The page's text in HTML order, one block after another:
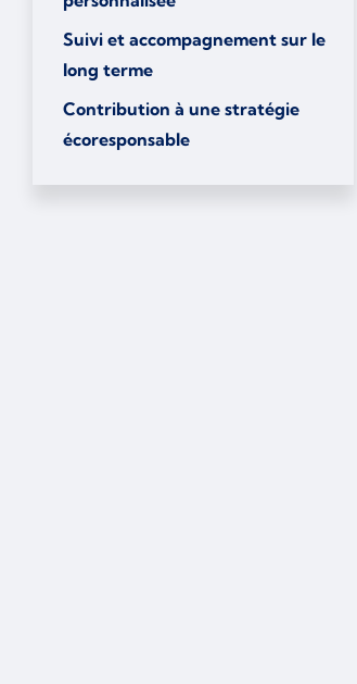
Suivi et accompagnement sur le
long terme
Contribution à une stratégie
écoresponsable